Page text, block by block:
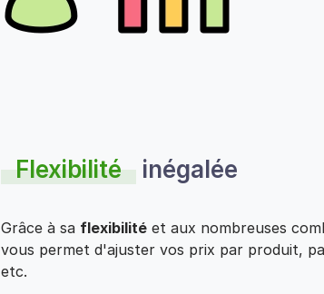
Flexibilité inégalée
Grâce à sa flexibilité et aux nombreuses
vous permet d'ajuster vos prix par produit,
etc.